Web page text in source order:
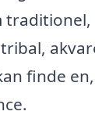
traditionel,
finde